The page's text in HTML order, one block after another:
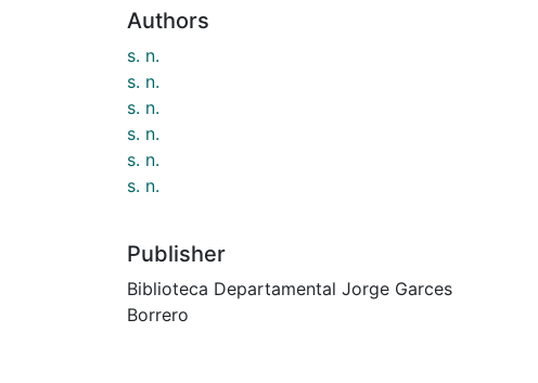
Authors
s. n.
s. n.
s. n.
s. n.
s. n.
s. n.
Publisher
Biblioteca Departamental Jorge Garces
Borrero